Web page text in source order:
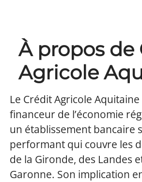
À propos de
Agricole
Le Crédit Agricole
financeur de l’économie
un établissement bancaire
performant qui couvre les
de la Gironde, des Landes
Garonne. Son implication